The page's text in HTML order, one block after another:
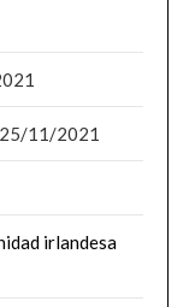
25/11/2021
irlandesa